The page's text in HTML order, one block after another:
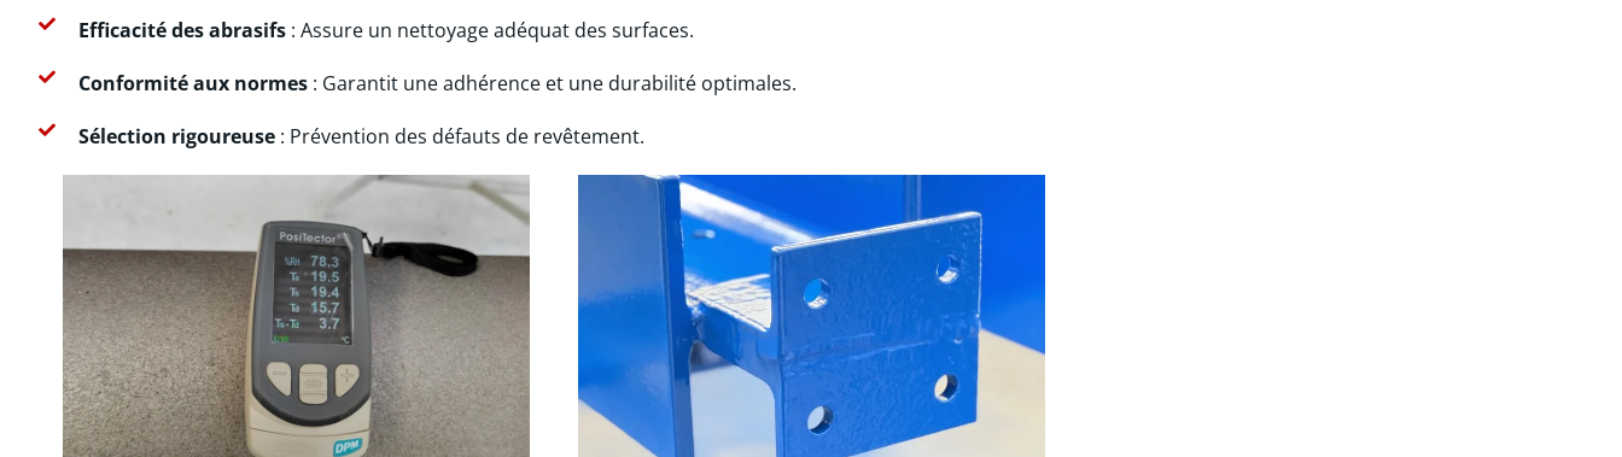
Efficacité des abrasifs: Assure un nettoyage adéquat des surfaces.
Conformité aux normes: Garantit une adhérence et une durabilité optimales.
Sélection rigoureuse: Prévention des défauts de revêtement.